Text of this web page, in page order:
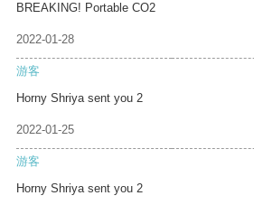
BREAKING! Portable CO2
2022-01-28
游客
Horny Shriya sent you 2
2022-01-25
游客
Horny Shriya sent you 2